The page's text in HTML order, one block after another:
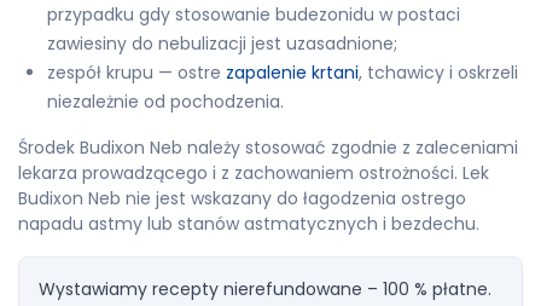
przypadku gdy stosowanie budezonidu w postaci
zawiesiny do nebulizacji jest uzasadnione;
zespół krupu — ostre zapalenie krtani, tchawicy i oskrzeli
niezależnie od pochodzenia.
Środek Budixon Neb należy stosować zgodnie z zaleceniami
lekarza prowadzącego i z zachowaniem ostrożności. Lek
Budixon Neb nie jest wskazany do łagodzenia ostrego
napadu astmy lub stanów astmatycznych i bezdechu.
Wystawiamy recepty nierefundowane – 100 % płatne.